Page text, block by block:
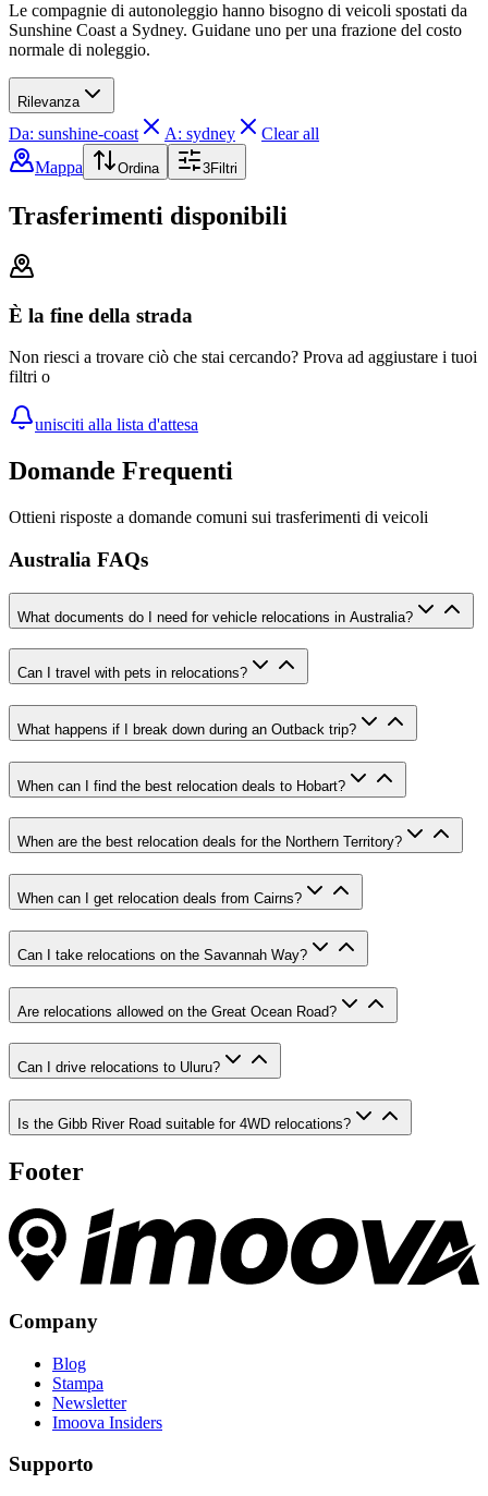
Le compagnie di autonoleggio hanno bisogno di veicoli spostati da
Sunshine Coast a Sydney. Guidane uno per una frazione del costo
normale di noleggio.
Rilevanza
Da: sunshine-coast A: sydney
Clear all
Mappa
Ordina 3Filtri
Trasferimenti disponibili
È la fine della strada
Non riesci a trovare ciò che stai cercando? Prova ad aggiustare i tuoi
filtri o
unisciti alla lista d'attesa
Domande Frequenti
Ottieni risposte a domande comuni sui trasferimenti di veicoli
Australia FAQs
What documents do I need for vehicle relocations in Australia?
Can I travel with pets in relocations?
What happens if I break down during an Outback trip?
When can I find the best relocation deals to Hobart?
When are the best relocation deals for the Northern Territory?
When can I get relocation deals from Cairns?
Can I take relocations on the Savannah Way?
Are relocations allowed on the Great Ocean Road?
Can I drive relocations to Uluru?
Is the Gibb River Road suitable for 4WD relocations?
Footer
Company
Blog
Stampa
Newsletter
Imoova Insiders
Supporto